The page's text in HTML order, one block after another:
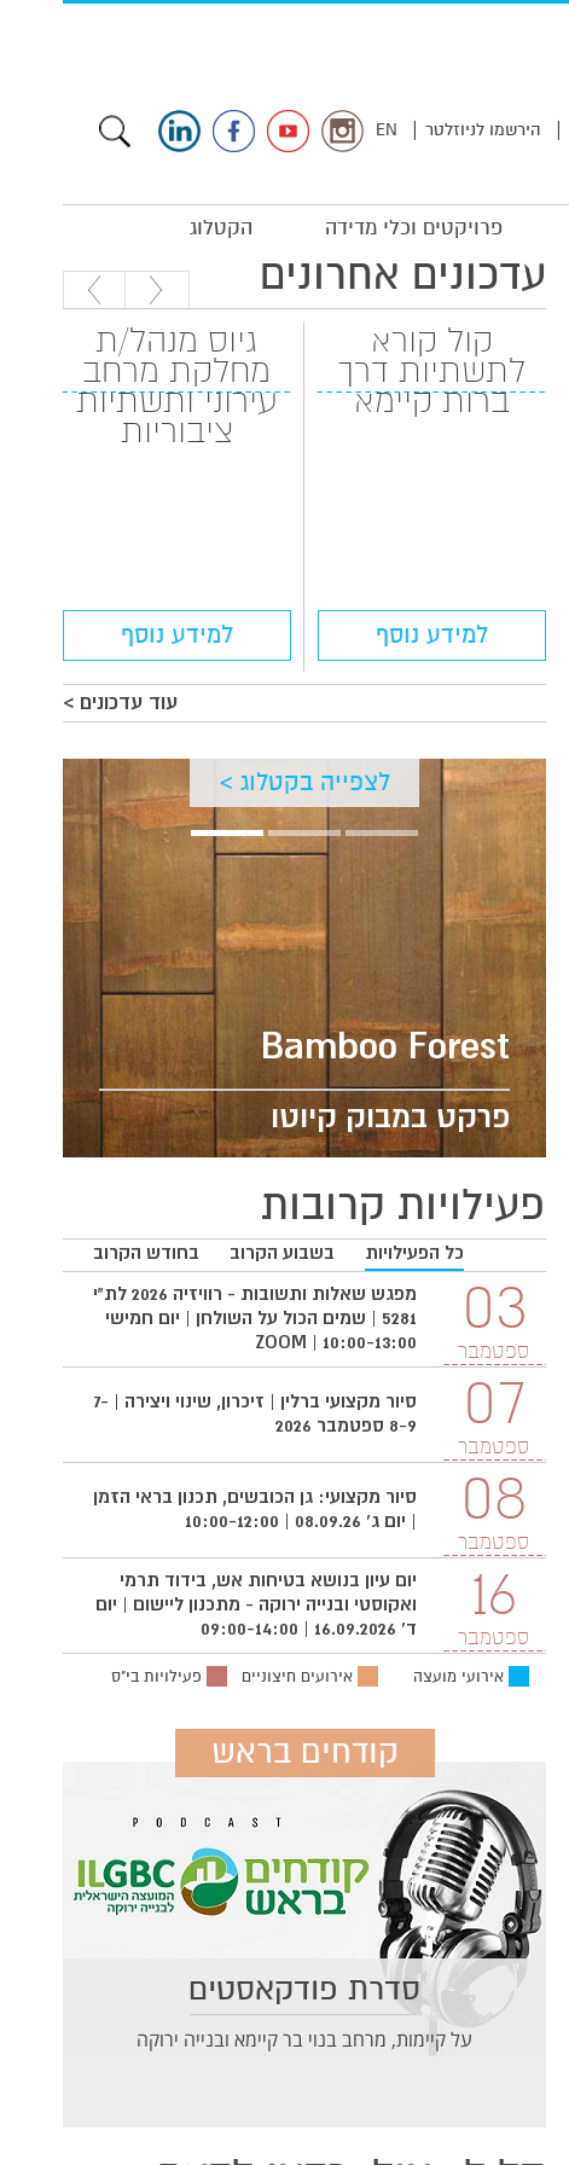
EN | הירשמו לניוזלטר |
פרויקטים וכלי מדידה הקטלוג
עדכונים אחרונים
קול קורא
לתשתיות דרך
ברות קיימא
למידע נוסף
גיוס מנהל/ת
מחלקת מרחב
עירוני ותשתיות
ציבוריות
למידע נוסף
עוד עדכונים >
לצפייה בקטלוג >
Bamboo Forest
פרקט במבוק קיוטו
פעילויות קרובות
בחודש הקרוב בשבוע הקרוב כל הפעילויות
03
ספטמבר
מפגש שאלות ותשובות - רוויזיה 2026 לת"י
5281 | שמים הכול על השולחן | יום חמישי
10:00-13:00 | ZOOM
07
ספטמבר
סיור מקצועי ברלין | זיכרון, שינוי ויצירה | 7-
8-9 ספטמבר 2026
08
ספטמבר
סיור מקצועי: גן הכובשים, תכנון בראי הזמן
| יום ג' 08.09.26 | 10:00-12:00
16
ספטמבר
יום עיון בנושא בטיחות אש, בידוד תרמי
ואקוסטי ובנייה ירוקה - מתכנון ליישום | יום
ד' 16.09.2026 | 09:00-14:00
אירועי מועצה אירועים חיצוניים פעילויות בי"ס
קודחים בראש
סדרת פודקאסטים
על קיימות, מרחב בנוי בר קיימא ובנייה ירוקה